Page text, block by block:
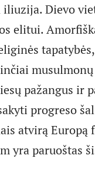
iliuzija. Dievo
elitui.
musulmonų
pažangus ir
progreso
atvirą
yra paruoštas